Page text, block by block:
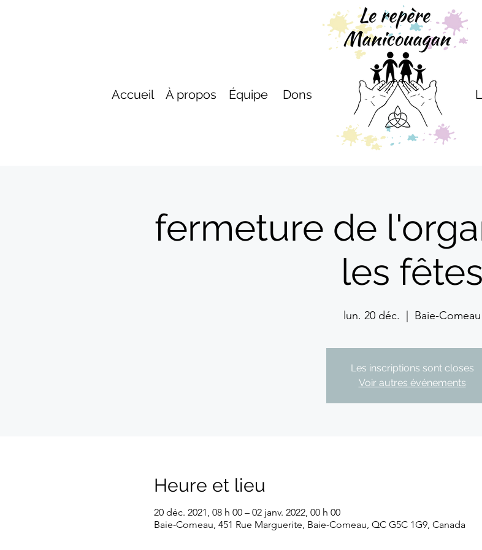
Accueil À propos Équipe Dons
fermeture de
les fêtes
lun. 20 déc. Baie-Comeau
Les inscriptions sont closes
Voir autres événements
Heure et lieu
20 déc. 2021, 08 h 00 – 02 janv. 2022, 00 h 00
Baie-Comeau, 451 Rue Marguerite, Baie-Comeau, QC G5C 1G9, Canada